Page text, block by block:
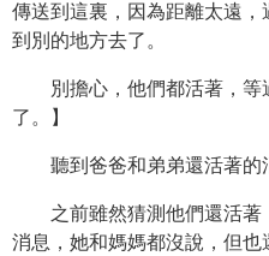
傳送到這裏，因為距離太遠
到別的地方去了。
別擔心，他們都活著，
了。】
聽到爸爸和弟弟還活著的
之前雖然猜測他們還活
消息，她和媽媽都沒說，但也